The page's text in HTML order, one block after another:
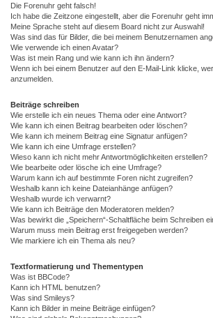
Die Forenuhr geht falsch!
Ich habe die Zeitzone eingestellt, aber die Forenuhr geht
Meine Sprache steht auf diesem Board nicht zur Auswahl!
Was sind das für Bilder, die bei meinem Benutzernamen
Wie verwende ich einen Avatar?
Was ist mein Rang und wie kann ich ihn ändern?
Wenn ich bei einem Benutzer auf den E-Mail-Link klicke,
anzumelden.
Beiträge schreiben
Wie erstelle ich ein neues Thema oder eine Antwort?
Wie kann ich einen Beitrag bearbeiten oder löschen?
Wie kann ich meinem Beitrag eine Signatur anfügen?
Wie kann ich eine Umfrage erstellen?
Wieso kann ich nicht mehr Antwortmöglichkeiten erstellen?
Wie bearbeite oder lösche ich eine Umfrage?
Warum kann ich auf bestimmte Foren nicht zugreifen?
Weshalb kann ich keine Dateianhänge anfügen?
Weshalb wurde ich verwarnt?
Wie kann ich Beiträge den Moderatoren melden?
Was bewirkt die „Speichern“-Schaltfläche beim Schreiben
Warum muss mein Beitrag erst freigegeben werden?
Wie markiere ich ein Thema als neu?
Textformatierung und Thementypen
Was ist BBCode?
Kann ich HTML benutzen?
Was sind Smileys?
Kann ich Bilder in meine Beiträge einfügen?